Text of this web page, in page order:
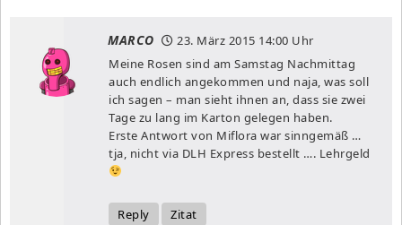
MARCO 23. März 2015 14:00 Uhr
Meine Rosen sind am Samstag Nachmittag
auch endlich angekommen und naja, was soll
ich sagen – man sieht ihnen an, dass sie zwei
Tage zu lang im Karton gelegen haben.
Erste Antwort von Miflora war sinngemäß …
tja, nicht via DLH Express bestellt …. Lehrgeld
Reply Zitat